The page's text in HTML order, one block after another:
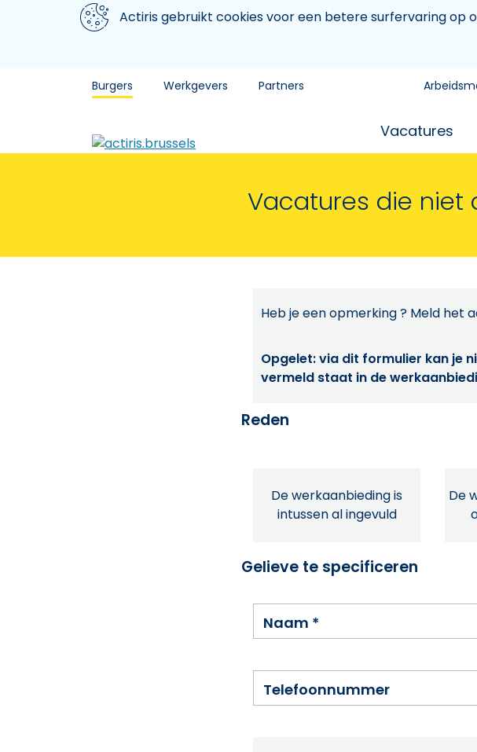
Aller au contenu principal
We gebruiken cookiesActiris gebruikt cookies voor een betere surfervaring op
Burgers Werkgevers Partners
Vacatures
Vacatures die niet
Heb je een opmerking ? Meld het
Opgelet: via dit formulier kan je
vermeld staat in de
Reden
De werkaanbieding is
intussen al ingevuld
De
Gelieve te specificeren
Naam *
Telefoonnummer